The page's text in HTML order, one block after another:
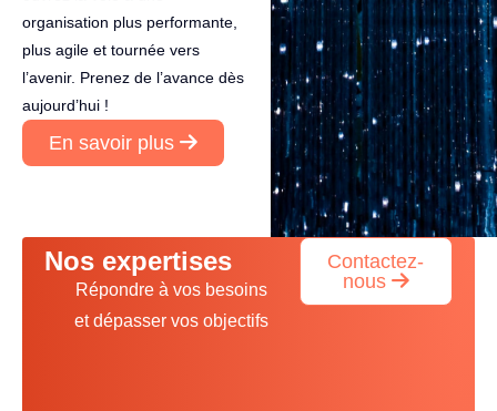
organisation plus performante,
plus agile et tournée vers
l’avenir. Prenez de l’avance dès
aujourd’hui !
En savoir plus
Nos expertises
Répondre à vos besoins
et dépasser vos objectifs
Contactez-
nous